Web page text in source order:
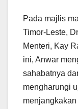
Pada majlis
Timor-Leste,
Menteri, Kay
ini, Anwar
sahabatnya
mengharungi